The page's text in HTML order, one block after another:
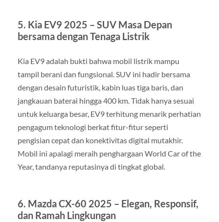
5. Kia EV9 2025 – SUV Masa Depan
bersama dengan Tenaga Listrik
Kia EV9 adalah bukti bahwa mobil listrik mampu
tampil berani dan fungsional. SUV ini hadir bersama
dengan desain futuristik, kabin luas tiga baris, dan
jangkauan baterai hingga 400 km. Tidak hanya sesuai
untuk keluarga besar, EV9 terhitung menarik perhatian
pengagum teknologi berkat fitur-fitur seperti
pengisian cepat dan konektivitas digital mutakhir.
Mobil ini apalagi meraih penghargaan World Car of the
Year, tandanya reputasinya di tingkat global.
6. Mazda CX-60 2025 – Elegan, Responsif,
dan Ramah Lingkungan